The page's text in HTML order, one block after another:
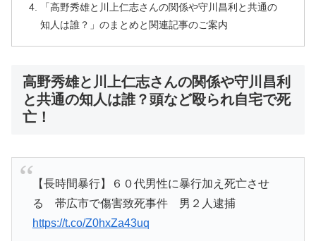
「高野秀雄と川上仁志さんの関係や守川昌利と共通の
知人は誰？」のまとめと関連記事のご案内
高野秀雄と川上仁志さんの関係や守川昌利
と共通の知人は誰？頭など殴られ自宅で死
亡！
【長時間暴行】６０代男性に暴行加え死亡させ
る 帯広市で傷害致死事件 男２人逮捕
https://t.co/Z0hxZa43uq